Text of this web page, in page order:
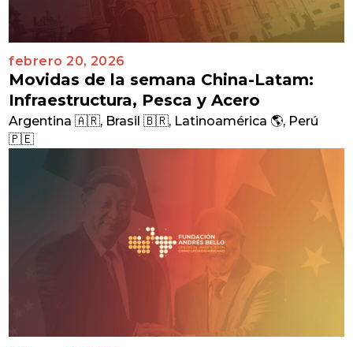
febrero 20, 2026
Movidas de la semana China-Latam:
Infraestructura, Pesca y Acero
Argentina 🇦🇷, Brasil 🇧🇷, Latinoamérica 🌎, Perú
🇵🇪